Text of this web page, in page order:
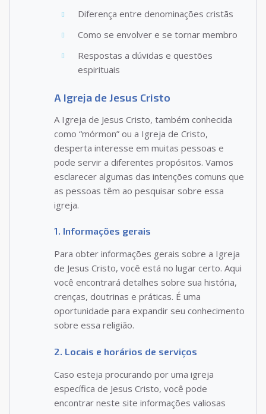
Diferença entre denominações cristãs
Como se envolver e se tornar membro
Respostas a dúvidas e questões
espirituais
A Igreja de Jesus Cristo
A Igreja de Jesus Cristo, também conhecida
como “mórmon” ou a Igreja de Cristo,
desperta interesse em muitas pessoas e
pode servir a diferentes propósitos. Vamos
esclarecer algumas das intenções comuns que
as pessoas têm ao pesquisar sobre essa
igreja.
1. Informações gerais
Para obter informações gerais sobre a Igreja
de Jesus Cristo, você está no lugar certo. Aqui
você encontrará detalhes sobre sua história,
crenças, doutrinas e práticas. É uma
oportunidade para expandir seu conhecimento
sobre essa religião.
2. Locais e horários de serviços
Caso esteja procurando por uma igreja
específica de Jesus Cristo, você pode
encontrar neste site informações valiosas